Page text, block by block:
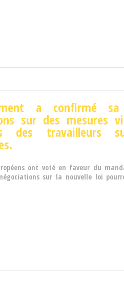
a confirmé
sur des mesures
des travailleurs
ont voté en faveur du
sur la nouvelle loi